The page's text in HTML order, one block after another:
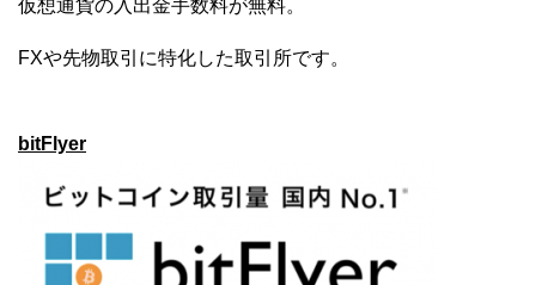
仮想通貨の入出金手数料が無料。
FXや先物取引に特化した取引所です。
bitFlyer